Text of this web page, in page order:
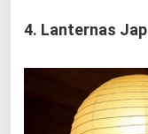
4. Lanternas